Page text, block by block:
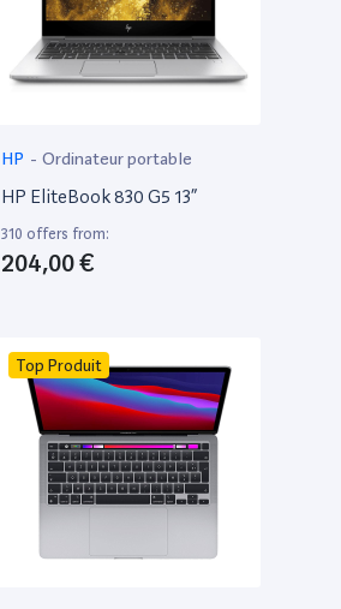
HP - Ordinateur portable
HP EliteBook 830 G5 13”
310 offers from:
204,00 €
Top Produit